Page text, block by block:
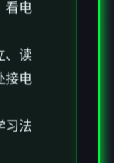
看电
、读
接电
习法